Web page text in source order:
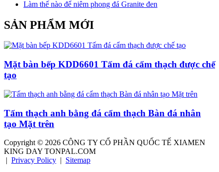
Làm thế nào để niêm phong đá Granite đen
SẢN PHẨM MỚI
Mặt bàn bếp KDD6601 Tấm đá cẩm thạch được chế
tạo
Tấm thạch anh bằng đá cẩm thạch Bàn đá nhân
tạo Mặt trên
Copyright © 2026 CÔNG TY CỔ PHẦN QUỐC TẾ XIAMEN
KING DAY TONPAL.COM
| Privacy Policy | Sitemap